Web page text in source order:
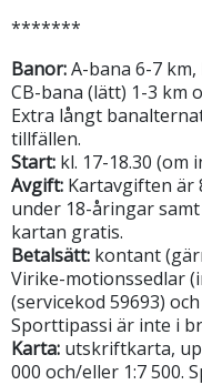
*******
Banor:A-bana 6-7
CB-bana (lätt) 1-3 km
Extra långt
tillfällen.
Start: kl. 17-18.30 (om
Avgift: Kartavgiften är
under 18-åringar
kartan gratis.
Betalsätt: kontant
Virike-motionssedlar
(servicekod 59693)
Sporttipassi är inte i
Karta: utskriftkarta,
000 och/eller 1:7 500.